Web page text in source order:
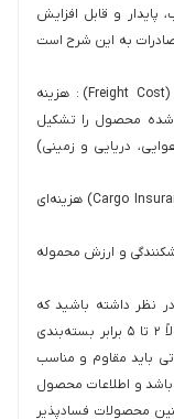
و قابل افزایش
صادرات به این شرح است
محاسبه هزینه‌های حمل‌ونقل بین‌المللی (Freight Cost) : هزینه
۳۰٪ قیمت تمام‌شده محصول را تشکیل
دریایی و زمینی)
هزینه‌های بیمه حمل‌ونقل : بیمه بار (Cargo Insurance) هزینه‌ای
و ارزش محموله
نظر داشته باشید که
هزینه بسته‌بندی استاندارد صادراتی معمولاً ۲ تا ۵ برابر بسته‌بندی
باید مقاوم و مناسب
باشد و اطلاعات محصول
محصولات فسادپذیر